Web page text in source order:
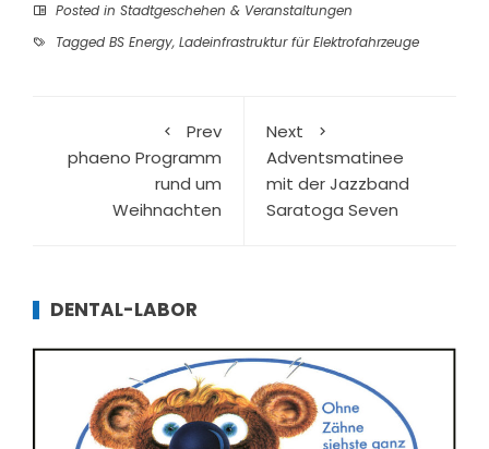
Posted in Stadtgeschehen & Veranstaltungen
Tagged BS Energy, Ladeinfrastruktur für Elektrofahrzeuge
Prev
phaeno Programm
rund um
Weihnachten
Next
Adventsmatinee
mit der Jazzband
Saratoga Seven
DENTAL-LABOR